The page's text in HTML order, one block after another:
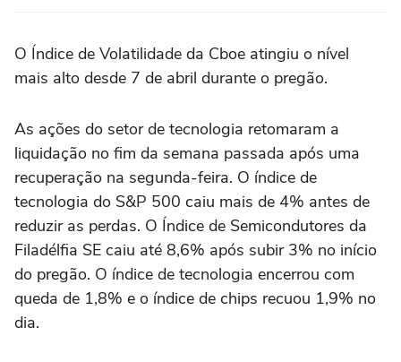
O Índice de Volatilidade da Cboe atingiu ‌o nível
mais alto desde 7 de ‌abril durante o pregão.
As ações do setor de tecnologia retomaram a
⁠liquidação no fim da semana passada após uma
recuperação na segunda-feira. O índice de
tecnologia do S&P 500 caiu mais de 4% antes de
reduzir as perdas. O Índice de Semicondutores da
Filadélfia SE caiu até 8,6% após subir 3% no início
do pregão. O índice de tecnologia ‌encerrou com
queda de 1,8% e o índice de chips recuou 1,9% no
‌dia.